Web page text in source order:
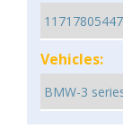
Vehicles: